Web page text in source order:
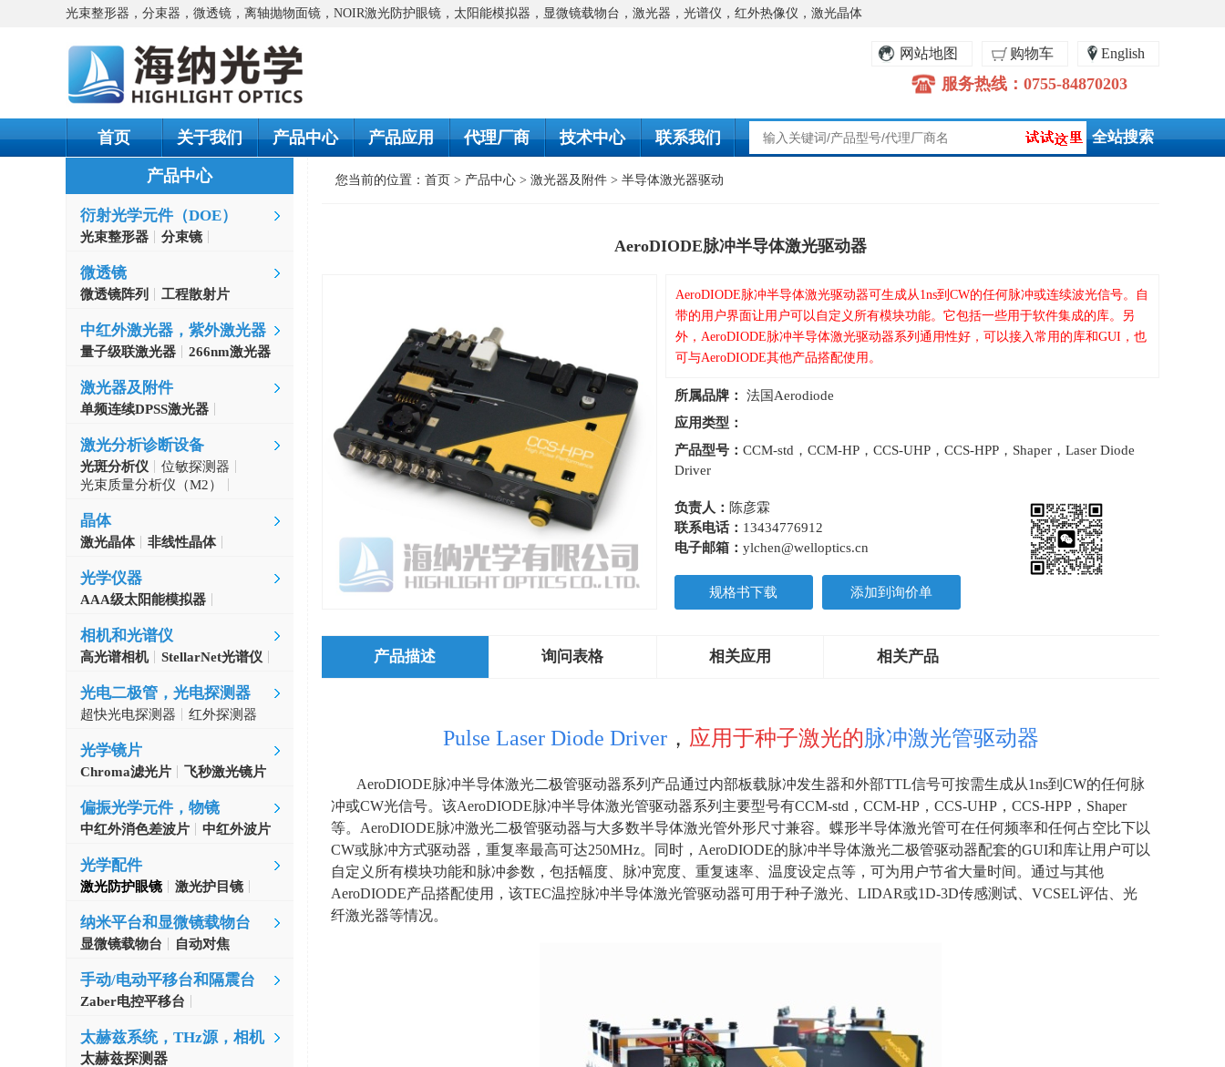
光束整形器，分束器，微透镜，离轴抛物面镜，NOIR激光防护眼镜，太阳能模拟器，显微镜载物台，激光器，光谱仪，红外热像仪，激光晶体
English
购物车
网站地图
服务热线：0755-84870203
首页 关于我们 产品中心 产品应用 代理厂商 技术中心 联系我们
产品中心
衍射光学元件（DOE）
光束整形器
分束镜
微透镜
微透镜阵列 工程散射片
中红外激光器，紫外激光器
量子级联激光器 266nm激光器
激光器及附件
单频连续DPSS激光器
激光分析诊断设备
光斑分析仪
位敏探测器
自准直仪
光束质量分析仪（M2）
晶体
激光晶体
非线性晶体
光学仪器
AAA级太阳能模拟器
相机和光谱仪
高光谱相机 StellarNet光谱仪
光电二极管，光电探测器
超快光电探测器 红外探测器
光学镜片
Chroma滤光片 飞秒激光镜片
偏振光学元件，物镜
中红外消色差波片 中红外波片
光学配件
激光防护眼镜 激光护目镜
纳米平台和显微镜载物台
显微镜载物台 自动对焦
手动/电动平移台和隔震台
Zaber电控平移台
太赫兹系统，THz源，相机
太赫兹探测器
您当前的位置： 首页 > 产品中心 > 激光器及附件 > 半导体激光器驱动
AeroDIODE脉冲半导体激光驱动器
AeroDIODE脉冲半导体激光驱动器可生成从1ns到CW的任何脉冲或连续波光信号。自
带的用户界面让用户可以自定义所有模块功能。它包括一些用于软件集成的库。另
外，AeroDIODE脉冲半导体激光驱动器系列通用性好，可以接入常用的库和GUI，也
可与AeroDIODE其他产品搭配使用。
所属品牌：
法国Aerodiode
应用类型：
产品型号： CCM-std，CCM-HP，CCS-UHP，CCS-HPP，Shaper，Laser Diode
Driver
负责人： 陈彦霖
联系电话： 13434776912
电子邮箱： ylchen@welloptics.cn
规格书下载 添加到询价单
产品描述 询问表格 相关应用 相关产品
Pulse Laser Diode Driver， 应用于种子激光的脉冲激光管驱动器
AeroDIODE脉冲半导体激光二极管驱动器系列产品通过内部板载脉冲发生器和外部TTL信号可按需生成从1ns到 CW的任何脉
冲或CW光信号。该AeroDIODE脉冲半导体激光管驱动器系列主要型号有CCM-std ， CCM-HP ， CCS-UHP ， CCS-HPP ， Shaper
等。 AeroDIODE脉冲激光二极管驱动器与大多数半导体激光管外形尺寸兼容。蝶形半导体激光管可在任何频率和任何占空比下以
CW或脉冲方式驱动器，重复率最高可达250MHz。同时， AeroDIODE的脉冲半导体激光二极管驱动器配套的GUI和库让用户可以
自定义所有模块功能和脉冲参数，包括幅度、脉冲宽度、重复速率、温度设定点等，可为用户节省大量时间。通过与其他
AeroDIODE产品搭配使用，该TEC温控脉冲半导体激光管驱动器可用于种子激光、 LIDAR或1D-3D传感测试、 VCSEL评估、光
纤激光器等情况。